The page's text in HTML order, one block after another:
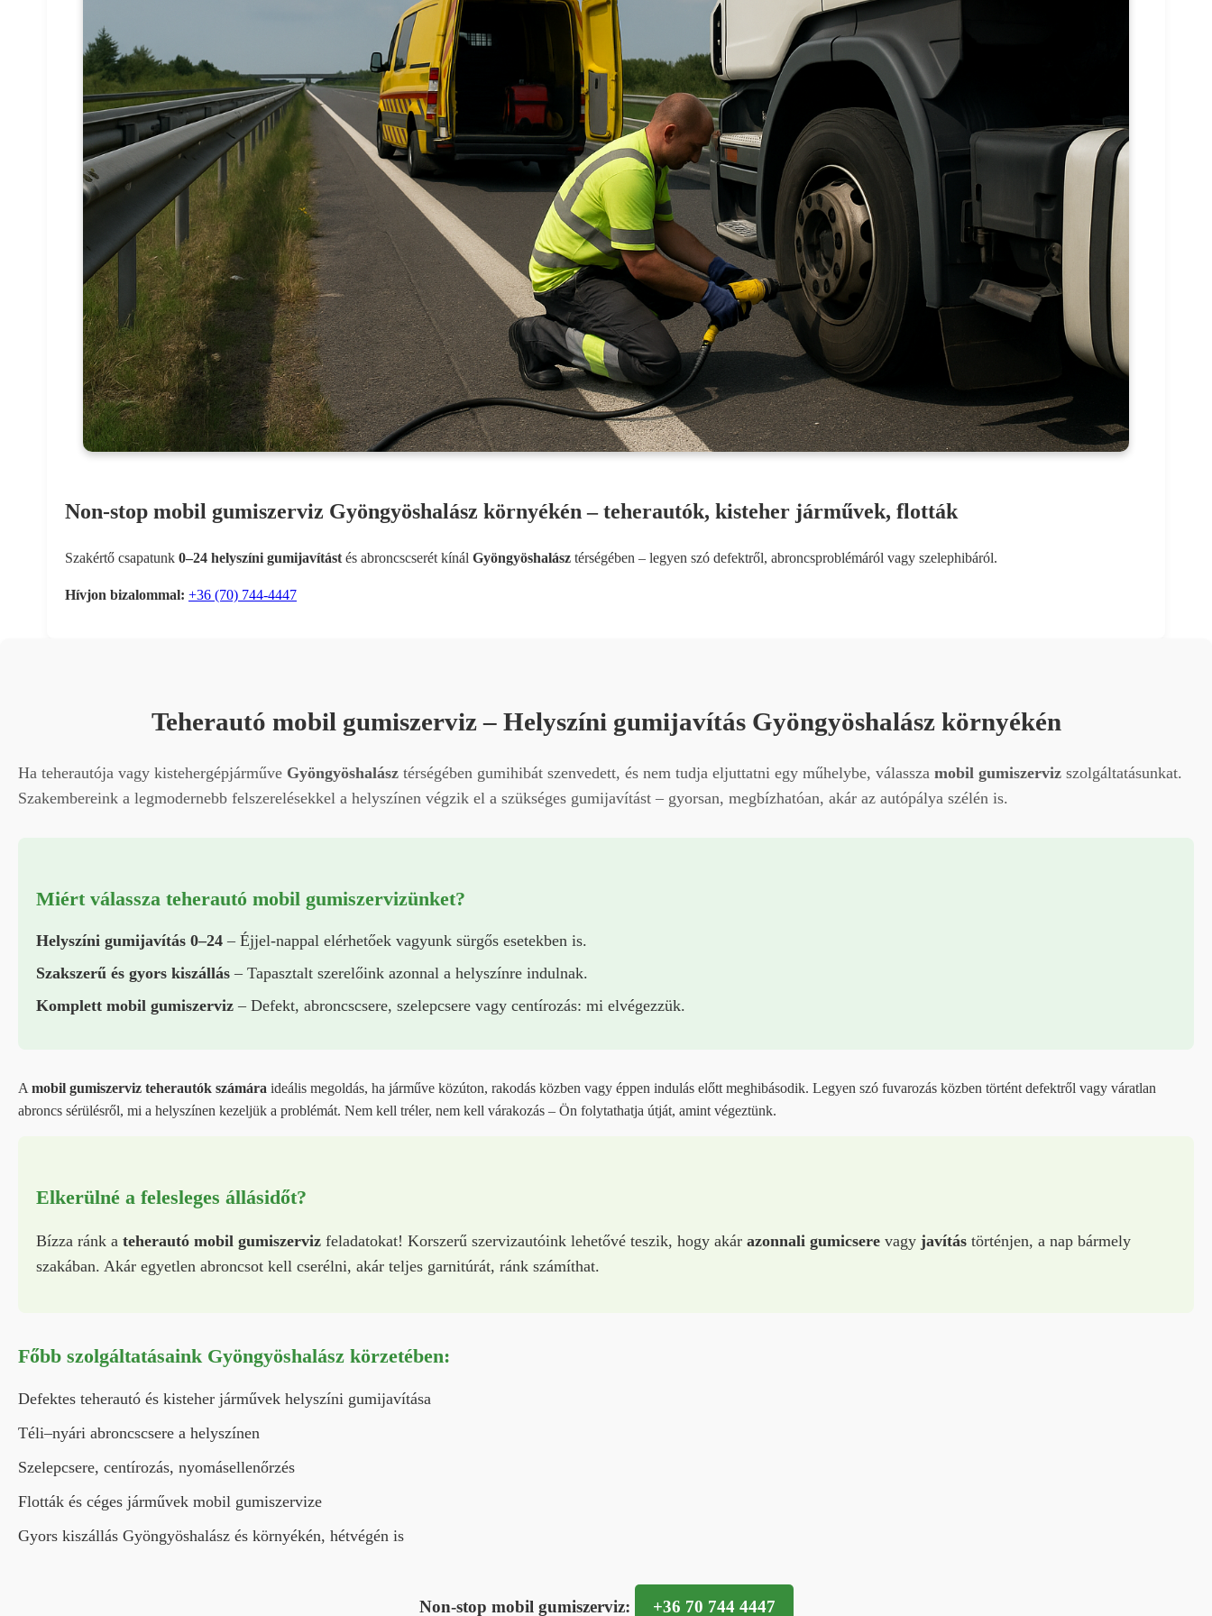
Non-stop mobil gumiszerviz Gyöngyöshalász környékén – teherautók, kisteher járművek, flották
Szakértő csapatunk 0–24 helyszíni gumijavítást és abroncscserét kínál Gyöngyöshalász térségében – legyen szó defektről, abroncsproblémáról vagy szelephibáról.
Hívjon bizalommal: +36 (70) 744-4447
Teherautó mobil gumiszerviz – Helyszíni gumijavítás Gyöngyöshalász környékén
Ha teherautója vagy kistehergépjárműve Gyöngyöshalász térségében gumihibát szenvedett, és nem tudja eljuttatni egy műhelybe, válassza mobil gumiszerviz szolgáltatásunkat.
Szakembereink a legmodernebb felszerelésekkel a helyszínen végzik el a szükséges gumijavítást – gyorsan, megbízhatóan, akár az autópálya szélén is.
Miért válassza teherautó mobil gumiszervizünket?
Helyszíni gumijavítás 0–24 – Éjjel-nappal elérhetőek vagyunk sürgős esetekben is.
Szakszerű és gyors kiszállás – Tapasztalt szerelőink azonnal a helyszínre indulnak.
Komplett mobil gumiszerviz – Defekt, abroncscsere, szelepcsere vagy centírozás: mi elvégezzük.
A mobil gumiszerviz teherautók számára ideális megoldás, ha járműve közúton, rakodás közben vagy éppen indulás előtt meghibásodik. Legyen szó fuvarozás közben történt defektről vagy váratlan
abroncs sérülésről, mi a helyszínen kezeljük a problémát. Nem kell tréler, nem kell várakozás – Ön folytathatja útját, amint végeztünk.
Elkerülné a felesleges állásidőt?
Bízza ránk a teherautó mobil gumiszerviz feladatokat! Korszerű szervizautóink lehetővé teszik, hogy akár azonnali gumicsere vagy javítás történjen, a nap bármely
szakában. Akár egyetlen abroncsot kell cserélni, akár teljes garnitúrát, ránk számíthat.
Főbb szolgáltatásaink Gyöngyöshalász körzetében:
Defektes teherautó és kisteher járművek helyszíni gumijavítása
Téli–nyári abroncscsere a helyszínen
Szelepcsere, centírozás, nyomásellenőrzés
Flották és céges járművek mobil gumiszervize
Gyors kiszállás Gyöngyöshalász és környékén, hétvégén is
Non-stop mobil gumiszerviz: +36 70 744 4447